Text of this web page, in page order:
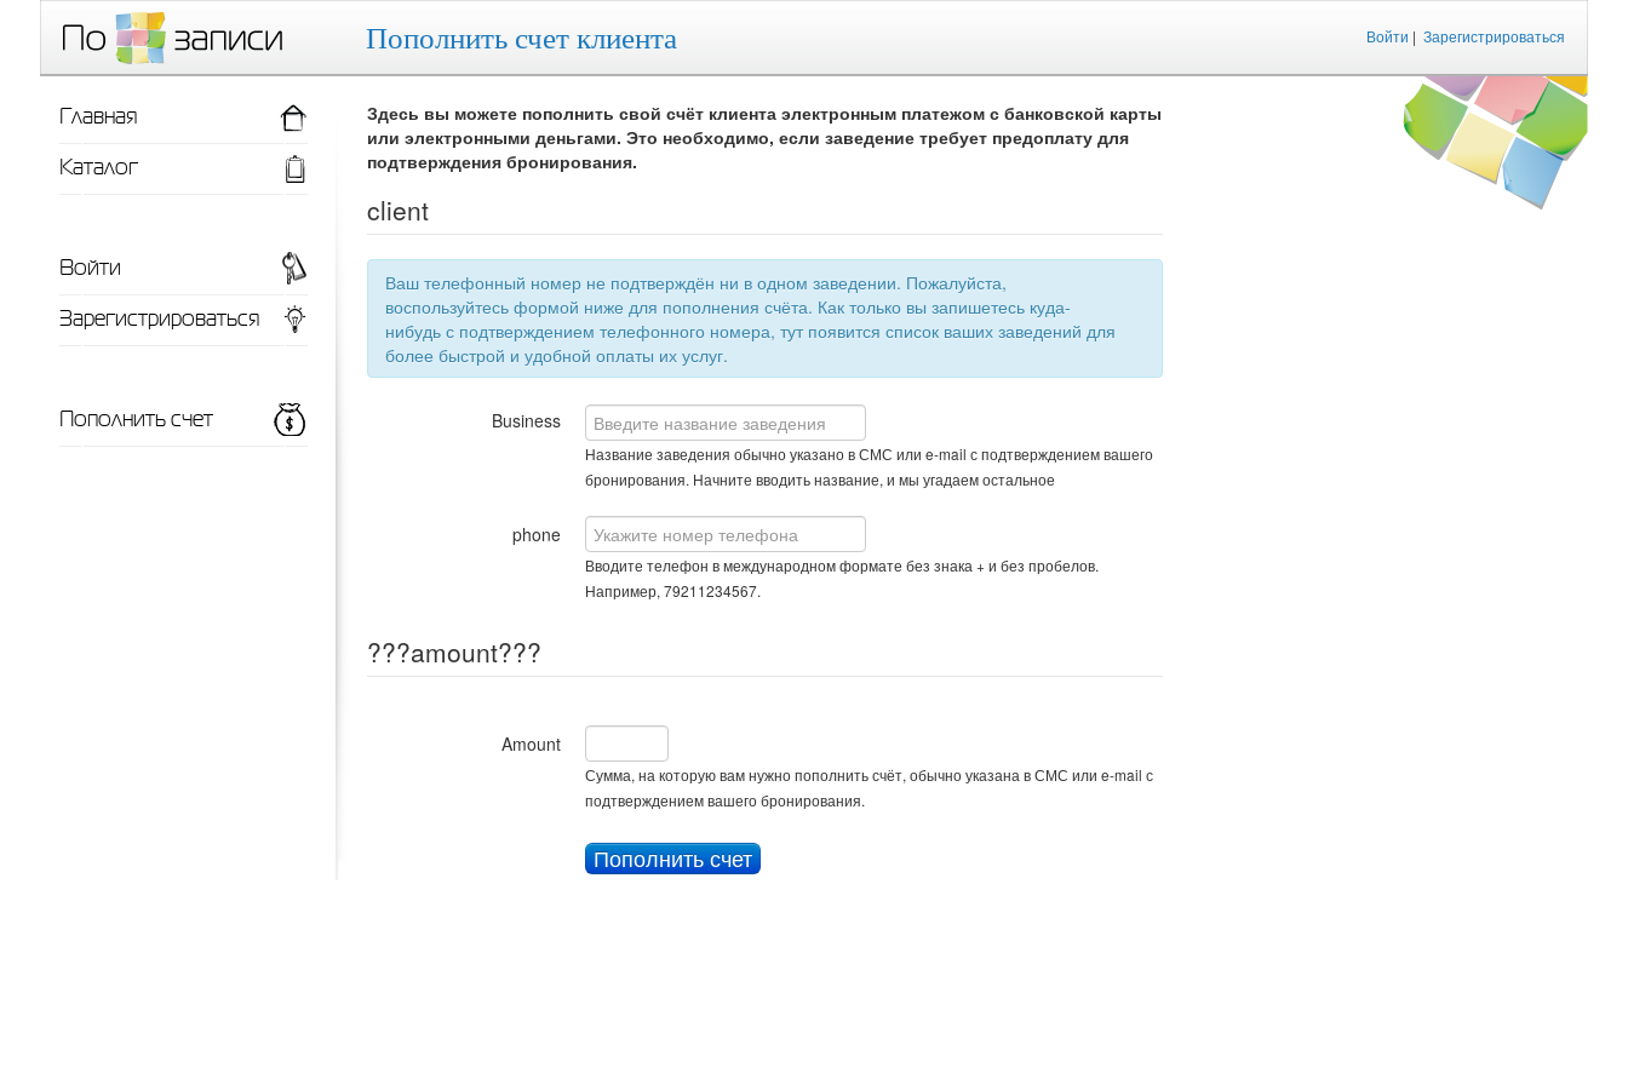
Войти | Зарегистрироваться
Пополнить счет клиента
Здесь вы можете пополнить свой счёт клиента электронным платежом с банковской карты
или электронными деньгами. Это необходимо, если заведение требует предоплату для
подтверждения бронирования.
client
Ваш телефонный номер не подтверждён ни в одном заведении. Пожалуйста,
воспользуйтесь формой ниже для пополнения счёта. Как только вы запишетесь куда-
нибудь с подтверждением телефонного номера, тут появится список ваших заведений для
более быстрой и удобной оплаты их услуг.
Business
Название заведения обычно указано в СМС или e-mail с подтверждением вашего
бронирования. Начните вводить название, и мы угадаем остальное
phone
Вводите телефон в международном формате без знака + и без пробелов.
Например, 79211234567.
???amount???
Amount
Сумма, на которую вам нужно пополнить счёт, обычно указана в СМС или e-mail с
подтверждением вашего бронирования.
Главная
Каталог
Войти
Зарегистрироваться
Пополнить счет